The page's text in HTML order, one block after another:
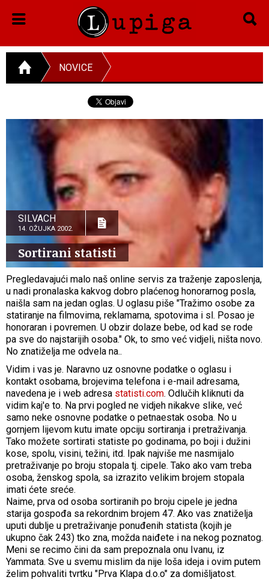
NOVICE
SILVACH
14. OŽUJKA 2002.
Sortirani statisti
Pregledavajući malo naš online servis za traženje zaposlenja,
u nadi pronalaska kakvog dobro plaćenog honorarnog posla,
naišla sam na jedan oglas. U oglasu piše "Tražimo osobe za
statiranje na filmovima, reklamama, spotovima i sl. Posao je
honoraran i povremen. U obzir dolaze bebe, od kad se rode
pa sve do najstarijih osoba." Ok, to smo već vidjeli, ništa novo.
No znatiželja me odvela na..
Vidim i vas je. Naravno uz osnovne podatke o oglasu i
kontakt osobama, brojevima telefona i e-mail adresama,
navedena je i web adresa statisti.com. Odlučih kliknuti da
vidim kaj'e to. Na prvi pogled ne vidjeh nikakve slike, već
samo neke osnovne podatke o petnaestak osoba. No u
gornjem lijevom kutu imate opciju sortiranja i pretraživanja.
Tako možete sortirati statiste po godinama, po boji i dužini
kose, spolu, visini, težini, itd. Ipak najviše me nasmijalo
pretraživanje po broju stopala tj. cipele. Tako ako vam treba
osoba, ženskog spola, sa izrazito velikim brojem stopala
imati ćete sreće.
Naime, prva od osoba sortiranih po broju cipele je jedna
starija gospođa sa rekordnim brojem 47. Ako vas znatiželja
uputi dublje u pretraživanje ponuđenih statista (kojih je
ukupno čak 243) tko zna, možda naiđete i na nekog poznatog.
Meni se recimo čini da sam prepoznala onu Ivanu, iz
Yammata. Sve u svemu mislim da nije loša ideja i ovim putem
želim pohvaliti tvrtku "Prva Klapa d.o.o" za domišljatost.